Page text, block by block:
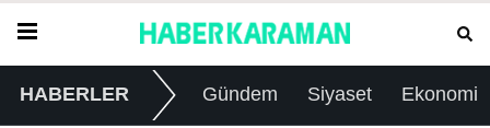
HABERLER Gündem Siyaset Ekonomi